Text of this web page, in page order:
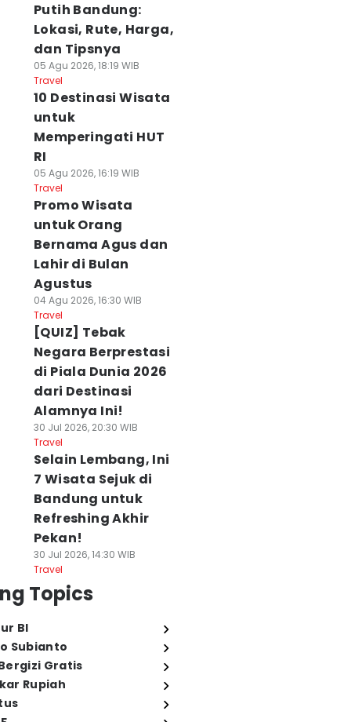
Putih Bandung:
Lokasi, Rute, Harga,
dan Tipsnya
05 Agu 2026, 18:19 WIB
Travel
10 Destinasi Wisata
untuk
Memperingati HUT
RI
05 Agu 2026, 16:19 WIB
Travel
Promo Wisata
untuk Orang
Bernama Agus dan
Lahir di Bulan
Agustus
04 Agu 2026, 16:30 WIB
Travel
[QUIZ] Tebak
Negara Berprestasi
di Piala Dunia 2026
dari Destinasi
Alamnya Ini!
30 Jul 2026, 20:30 WIB
Travel
Selain Lembang, Ini
7 Wisata Sejuk di
Bandung untuk
Refreshing Akhir
Pekan!
30 Jul 2026, 14:30 WIB
Travel
Topics
BI
Subianto
Gratis
Rupiah